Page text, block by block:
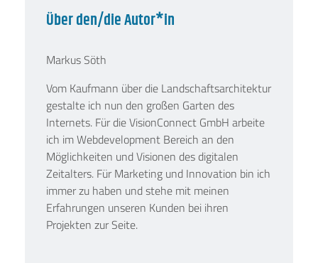
Über den/die Autor*in
Markus Söth
Vom Kaufmann über die Landschaftsarchitektur
gestalte ich nun den großen Garten des
Internets. Für die VisionConnect GmbH arbeite
ich im Webdevelopment Bereich an den
Möglichkeiten und Visionen des digitalen
Zeitalters. Für Marketing und Innovation bin ich
immer zu haben und stehe mit meinen
Erfahrungen unseren Kunden bei ihren
Projekten zur Seite.